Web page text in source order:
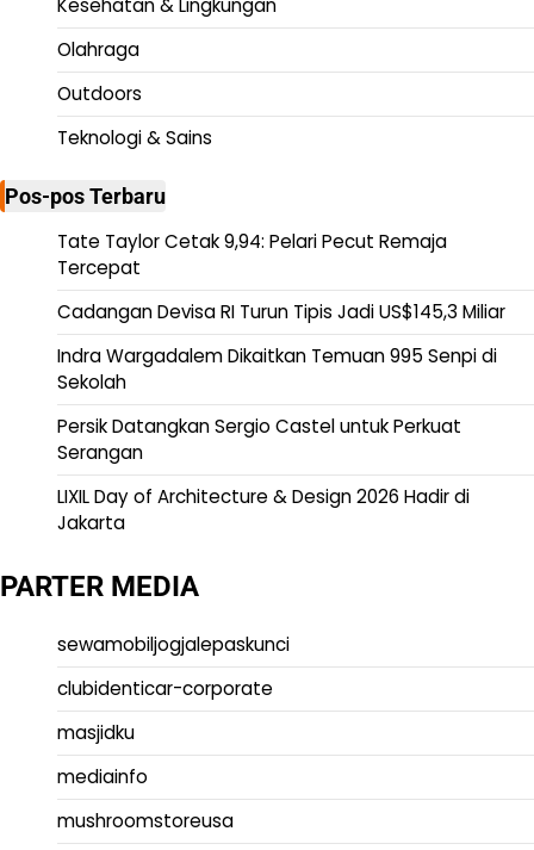
Kesehatan & Lingkungan
Olahraga
Outdoors
Teknologi & Sains
Pos-pos Terbaru
Tate Taylor Cetak 9,94: Pelari Pecut Remaja
Tercepat
Cadangan Devisa RI Turun Tipis Jadi US$145,3 Miliar
Indra Wargadalem Dikaitkan Temuan 995 Senpi di
Sekolah
Persik Datangkan Sergio Castel untuk Perkuat
Serangan
LIXIL Day of Architecture & Design 2026 Hadir di
Jakarta
PARTER MEDIA
sewamobiljogjalepaskunci
clubidenticar-corporate
masjidku
mediainfo
mushroomstoreusa